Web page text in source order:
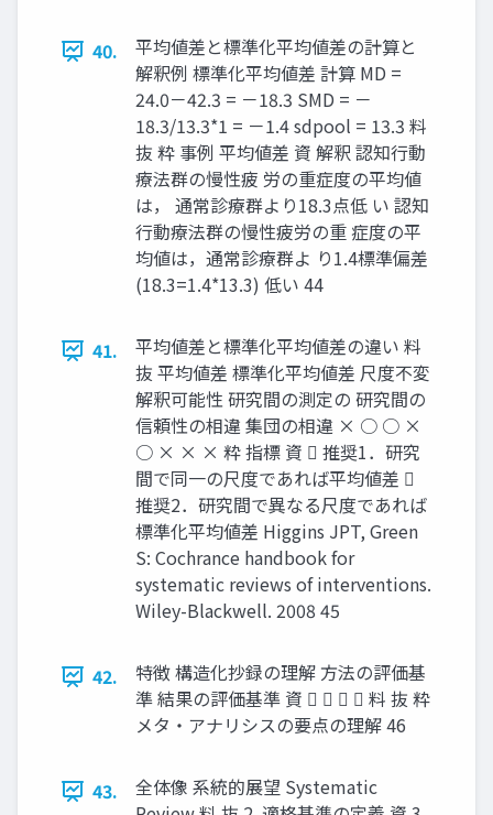
40.
平均値差と標準化平均値差の計算と
解釈例 標準化平均値差 計算 MD =
24.0－42.3 = －18.3 SMD = －
18.3/13.3*1 = －1.4 sdpool = 13.3 料
抜 粋 事例 平均値差 資 解釈 認知⾏動
療法群の慢性疲 労の重症度の平均値
は， 通常診療群より18.3点低 い 認知
⾏動療法群の慢性疲労の重 症度の平
均値は，通常診療群よ り1.4標準偏差
(18.3=1.4*13.3) 低い 44
41.
平均値差と標準化平均値差の違い 料
抜 平均値差 標準化平均値差 尺度不変
解釈可能性 研究間の測定の 研究間の
信頼性の相違 集団の相違 × ○ ○ ×
○ × × × 粋 指標 資  推奨1．研究
間で同一の尺度であれば平均値差 
推奨2．研究間で異なる尺度であれば
標準化平均値差 Higgins JPT, Green
S: Cochrance handbook for
systematic reviews of interventions.
Wiley-Blackwell. 2008 45
42.
特徴 構造化抄録の理解 ⽅法の評価基
準 結果の評価基準 資     料 抜 粋
メタ・アナリシスの要点の理解 46
43.
全体像 系統的展望 Systematic